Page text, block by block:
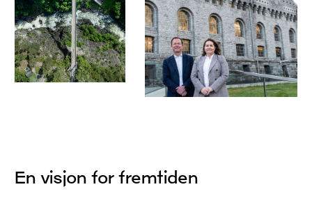
En visjon for fremtiden